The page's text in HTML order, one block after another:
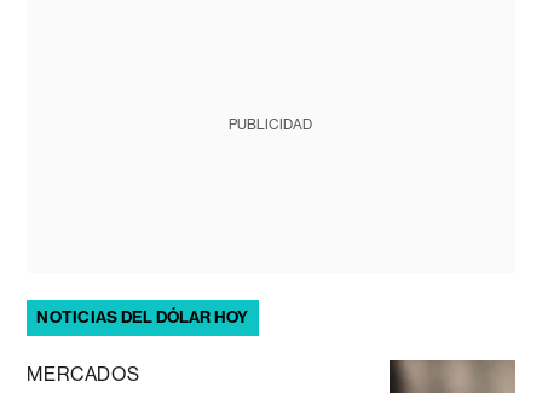
PUBLICIDAD
NOTICIAS DEL DÓLAR HOY
MERCADOS